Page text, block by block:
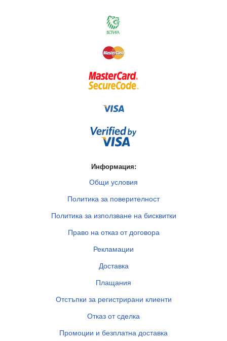
Информация:
Общи условия
Политика за поверителност
Политика за използване на бисквитки
Право на отказ от договора
Рекламации
Доставка
Плащания
Отстъпки за регистрирани клиенти
Отказ от сделка
Промоции и безплатна доставка